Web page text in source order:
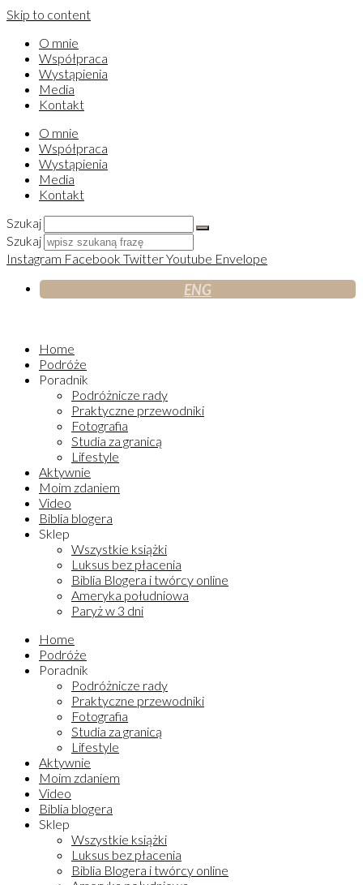
Skip to content
O mnie
Współpraca
Wystąpienia
Media
Kontakt
O mnie
Współpraca
Wystąpienia
Media
Kontakt
Szukaj
Szukaj
Instagram Facebook TwitterYoutube Envelope
ENG
Home
Podróże
Poradnik
Podróżnicze rady
Praktyczne przewodniki
Fotografia
Studia za granicą
Lifestyle
Aktywnie
Moim zdaniem
Video
Biblia blogera
Sklep
Wszystkie książki
Luksus bez płacenia
Biblia Blogera i twórcy online
Ameryka południowa
Paryż w 3 dni
Home
Podróże
Poradnik
Podróżnicze rady
Praktyczne przewodniki
Fotografia
Studia za granicą
Lifestyle
Aktywnie
Moim zdaniem
Video
Biblia blogera
Sklep
Wszystkie książki
Luksus bez płacenia
Biblia Blogera i twórcy online